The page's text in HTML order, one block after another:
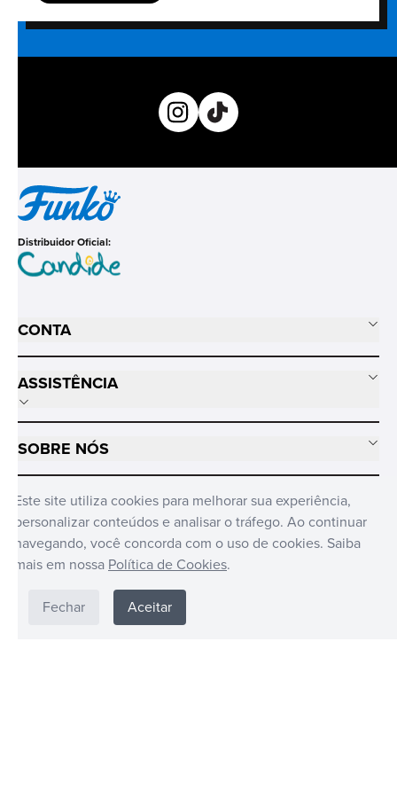
Este site utiliza cookies para melhorar sua experiência,
personalizar conteúdos e analisar o tráfego. Ao continuar
navegando, você concorda com o uso de cookies. Saiba
mais em nossa Política de Cookies.
Fechar Aceitar
Distribuidor Oficial:
CONTA
ASSISTÊNCIA
SOBRE NÓS
MÍDIAS SOCIAIS